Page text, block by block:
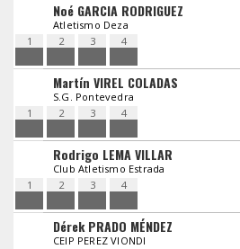
Noé GARCIA RODRIGUEZ
Atletismo Deza
1
2 3 4
Martín VIREL COLADAS
S.G. Pontevedra
1
2 3 4
Rodrigo LEMA VILLAR
Club Atletismo Estrada
1
2 3 4
Dérek PRADO MÉNDEZ
CEIP PEREZ VIONDI